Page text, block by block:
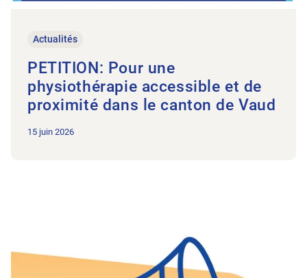
Actualités
PETITION: Pour une
physiothérapie accessible et de
proximité dans le canton de Vaud
15 juin 2026